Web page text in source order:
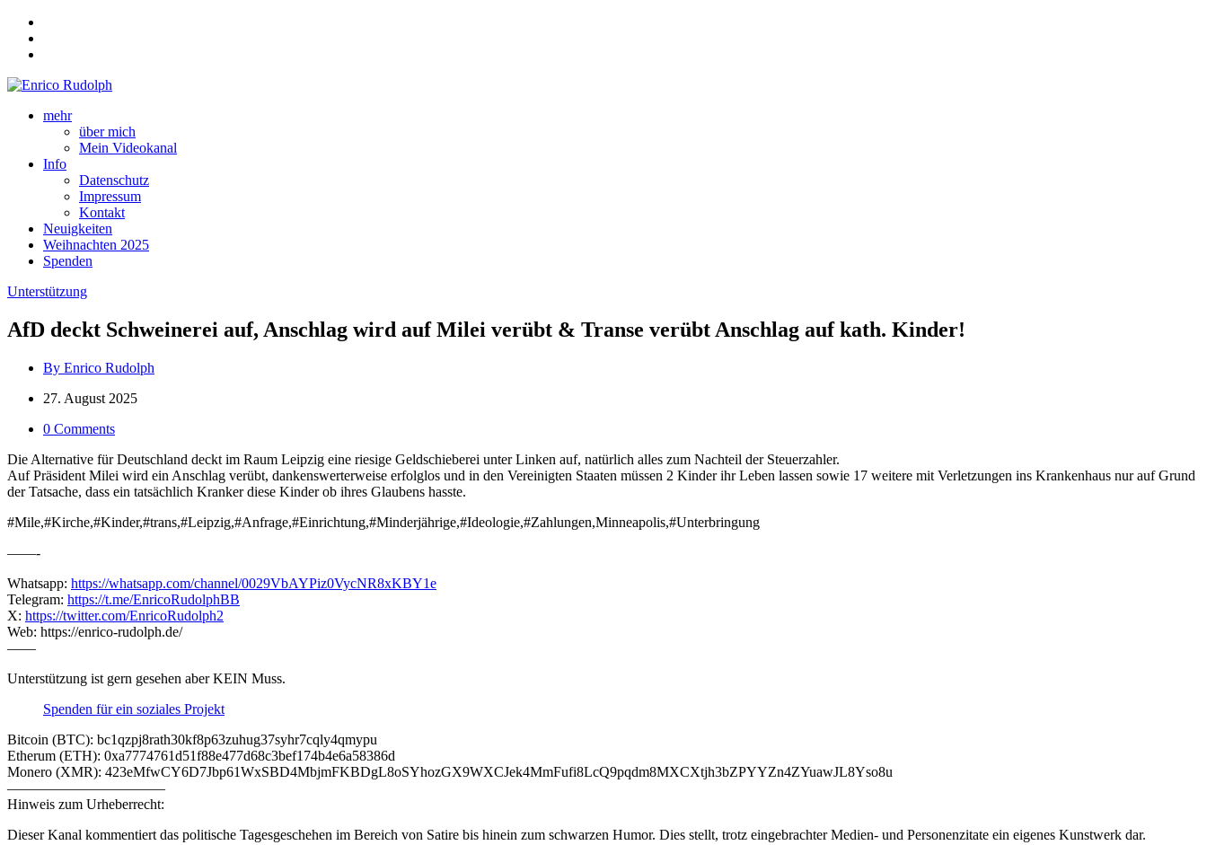
mehr
über mich
Mein Videokanal
Info
Datenschutz
Impressum
Kontakt
Neuigkeiten
Weihnachten 2025
Spenden
Unterstützung
AfD deckt Schweinerei auf, Anschlag wird auf Milei verübt & Transe verübt Anschlag auf kath. Kinder!
By Enrico Rudolph
27. August 2025
0 Comments
Die Alternative für Deutschland deckt im Raum Leipzig eine riesige Geldschieberei unter Linken auf, natürlich alles zum Nachteil der Steuerzahler.
Auf Präsident Milei wird ein Anschlag verübt, dankenswerterweise erfolglos und in den Vereinigten Staaten müssen 2 Kinder ihr Leben lassen sowie 17 weitere mit Verletzungen ins Krankenhaus nur auf Grund
der Tatsache, dass ein tatsächlich Kranker diese Kinder ob ihres Glaubens hasste.
#Mile,#Kirche,#Kinder,#trans,#Leipzig,#Anfrage,#Einrichtung,#Minderjährige,#Ideologie,#Zahlungen,Minneapolis,#Unterbringung
——-
Whatsapp: https://whatsapp.com/channel/0029VbAYPiz0VycNR8xKBY1e
Telegram: https://t.me/EnricoRudolphBB
X: https://twitter.com/EnricoRudolph2
Web: https://enrico-rudolph.de/
——
Unterstützung ist gern gesehen aber KEIN Muss.
Spenden für ein soziales Projekt
Bitcoin (BTC): bc1qzpj8rath30kf8p63zuhug37syhr7cqly4qmypu
Etherum (ETH): 0xa7774761d51f88e477d68c3bef174b4e6a58386d
Monero (XMR): 423eMfwCY6D7Jbp61WxSBD4MbjmFKBDgL8oSYhozGX9WXCJek4MmFufi8LcQ9pqdm8MXCXtjh3bZPYYZn4ZYuawJL8Yso8u
———————————
Hinweis zum Urheberrecht:
Dieser Kanal kommentiert das politische Tagesgeschehen im Bereich von Satire bis hinein zum schwarzen Humor. Dies stellt, trotz eingebrachter Medien- und Personenzitate ein eigenes Kunstwerk dar.